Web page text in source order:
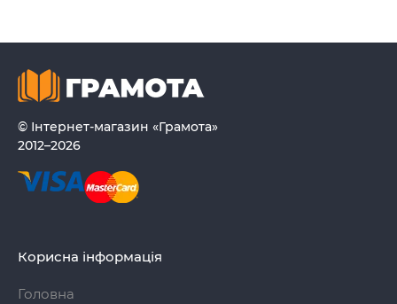
© Інтернет-магазин «Грамота»
2012–2026
Корисна інформація
Головна